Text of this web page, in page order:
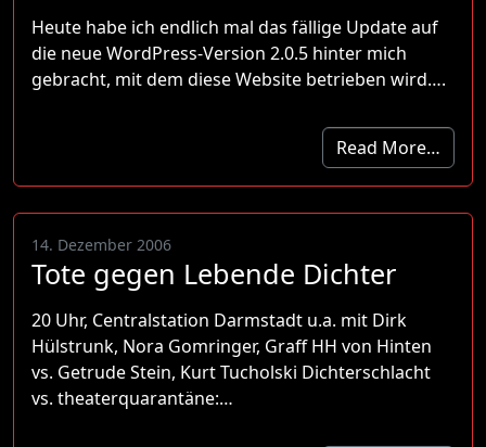
Heute habe ich endlich mal das fällige Update auf
die neue WordPress-Version 2.0.5 hinter mich
gebracht, mit dem diese Website betrieben wird….
Read More…
14. Dezember 2006
Tote gegen Lebende Dichter
20 Uhr, Centralstation Darmstadt u.a. mit Dirk
Hülstrunk, Nora Gomringer, Graff HH von Hinten
vs. Getrude Stein, Kurt Tucholski Dichterschlacht
vs. theaterquarantäne:…